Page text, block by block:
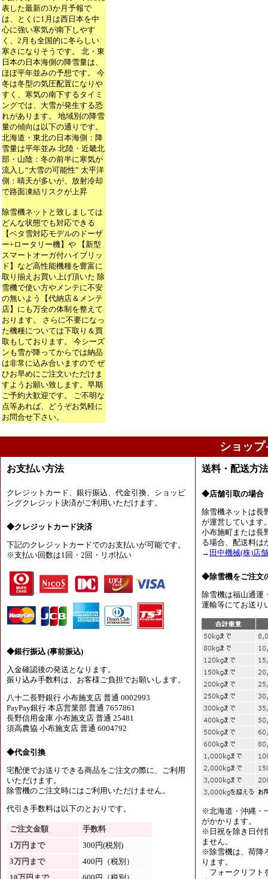
表した最新の3か月予報で
は、とくに1月は西日本を中
心に強い寒気が南下しやす
く、2月も全国的に冬らしい
寒さになりそうです。 北・東
日本の日本海側の降雪量は、
ほぼ平年並みの予想です。 今
冬は冬型の気圧配置になりや
すく、寒気の南下するタイミ
ングでは、大雪が発生する恐
れがあります。 地域別の降雪
量の傾向は以下の通りです。
北海道・東北の日本海側：降
雪量は平年並み 北陸・近畿北
部・山陰：冬の前半に寒気が
流入し“大雪の可能性” 太平洋
側：晴天が多いが、放射冷却
で路面凍結リスクが上昇
除雪機ネットと致しましては
どんな状態でも対応できる
【ベタ雪対応モデルのドーザ
ー+ロータリー機】や 【新型
スマートオーガ付ハイブリッ
ド】など高性能機種を豊富に
取り揃えお買い上げ頂いた 除
雪機で使い方やメンテに不安
の無いよう【代納店＆メンテ
店】にも万全の体制を整えて
おります。 さらに不要になっ
た機種については下取り＆買
取もしております。 今シーズ
ンも雪が降ってからでは納品
は非常に込み合いますので ぜ
ひお早めにご注文いただけま
すようお願い致します。早期
ご予約大歓迎です。 ご不明な
点等あれば、どうぞお気軽に
お問合せ下さい。
ショッ
お支払い方法
クレジットカード、銀行振込、代金引換、ショッピ
ングクレジット決済がご利用いただけます。
◆クレジットカード決済
下記のクレジットカードでのお支払いが可能です。
※支払い回数は1回・2回・リボ払い
◆銀行振込 (事前振込)
入金確認後の発送となります。
振り込み手数料は、お客様ご負担でお願いします。
八十二長野銀行 小布施支店 普通 0002993
PayPay銀行 本店営業部 普通 7657861
長野信用金庫 小布施支店 普通 25481
須高農協 小布施支店 普通 6004792
◆代金引換
宅配便でお送りできる商品をご注文の際に、ご利用
いただけます。
除雪機のご注文時にはご利用いただけません。
代引き手数料は以下のとおりです。
ご注文金額
手数料
1万円まで
300円(税別)
3万円まで
400円（税別）
送料・配送方
◆店舗引取の場合
除雪機ネットは長
が運営しています
小布施町または長
る場合、配送料は
→ 田中機械(株)店
◆除雪機をご注文
除雪機は福山通運
運輸等にてお送り
※北海道・沖縄・
がかかります。
※日祝を除き日付
ません。
※除雪機は、荷降
ります。
フォークリフト